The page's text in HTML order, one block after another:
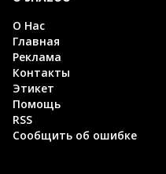
О Нас
Главная
Реклама
Контакты
Этикет
Помощь
RSS
Сообщить об ошибке